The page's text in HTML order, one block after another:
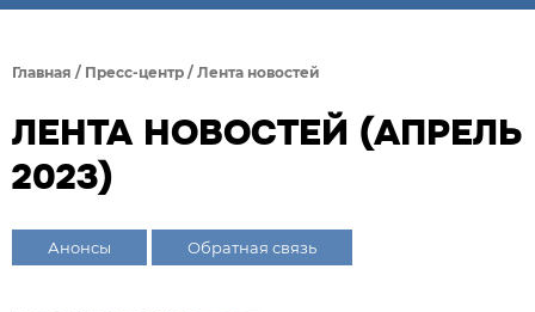
Главная / Пресс-центр / Лента новостей
ЛЕНТА НОВОСТЕЙ (АПРЕЛЬ
2023)
Анонсы Обратная связь